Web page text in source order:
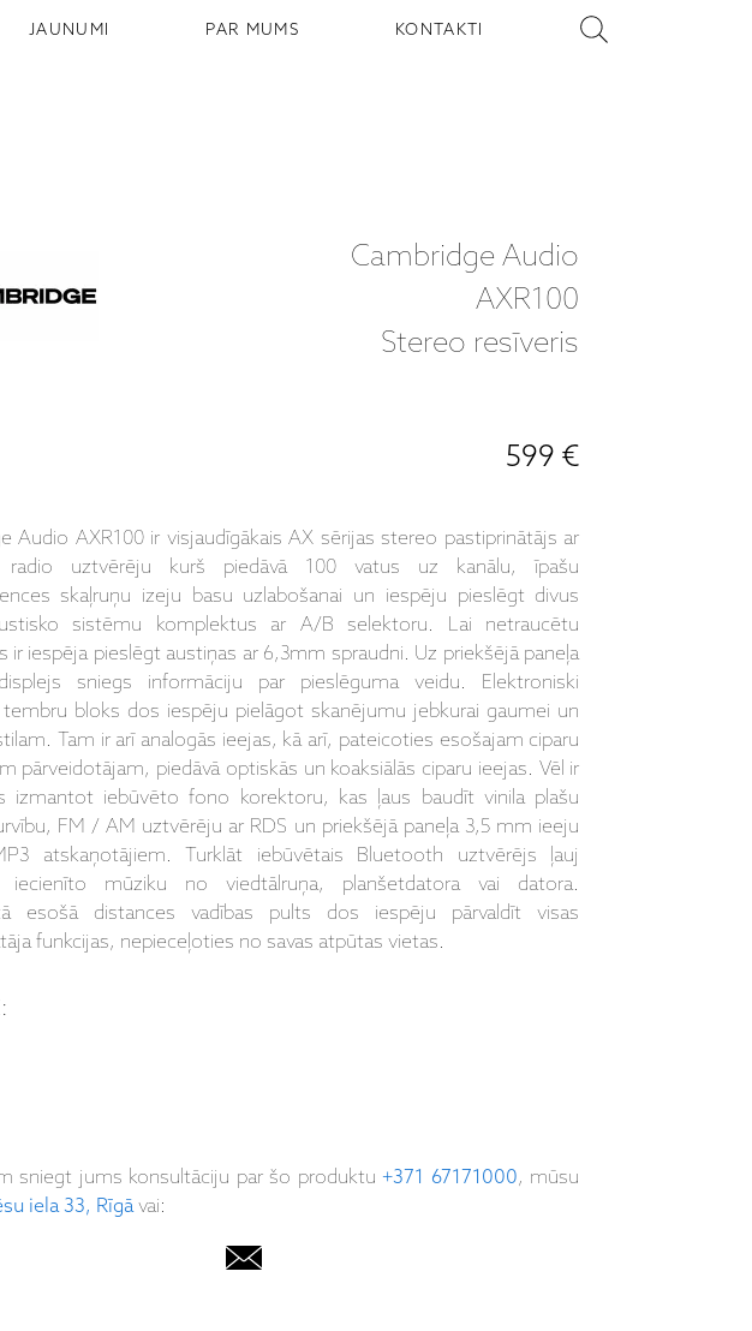
JAUNUMI PAR MUMS KONTAKTI
Cambridge Audio
AXR100
Stereo resīveris
599 €
Audio AXR100 ir visjaudīgākais AX sērijas stereo pastiprinātājs ar
radio uztvērēju kurš piedāvā 100 vatus uz kanālu, īpašu
skaļruņu izeju basu uzlabošanai un iespēju pieslēgt divus
sistēmu komplektus ar A/B selektoru. Lai netraucētu
ir iespēja pieslēgt austiņas ar 6,3mm spraudni. Uz priekšējā paneļa
sniegs informāciju par pieslēguma veidu. Elektroniski
tembru bloks dos iespēju pielāgot skanējumu jebkurai gaumei un
Tam ir arī analogās ieejas, kā arī, pateicoties esošajam ciparu
pārveidotājam, piedāvā optiskās un koaksiālās ciparu ieejas. Vēl ir
izmantot iebūvēto fono korektoru, kas ļaus baudīt vinila plašu
FM / AM uztvērēju ar RDS un priekšējā paneļa 3,5 mm ieeju
atskaņotājiem. Turklāt iebūvētais Bluetooth uztvērējs ļauj
iecienīto mūziku no viedtālruņa, planšetdatora vai datora.
esošā distances vadības pults dos iespēju pārvaldīt visas
funkcijas, nepieceļoties no savas atpūtas vietas.
sniegt jums konsultāciju par šo produktu+371 67171000, mūsu
iela 33, Rīgāvai: